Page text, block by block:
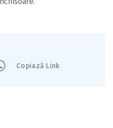
Copiază Link